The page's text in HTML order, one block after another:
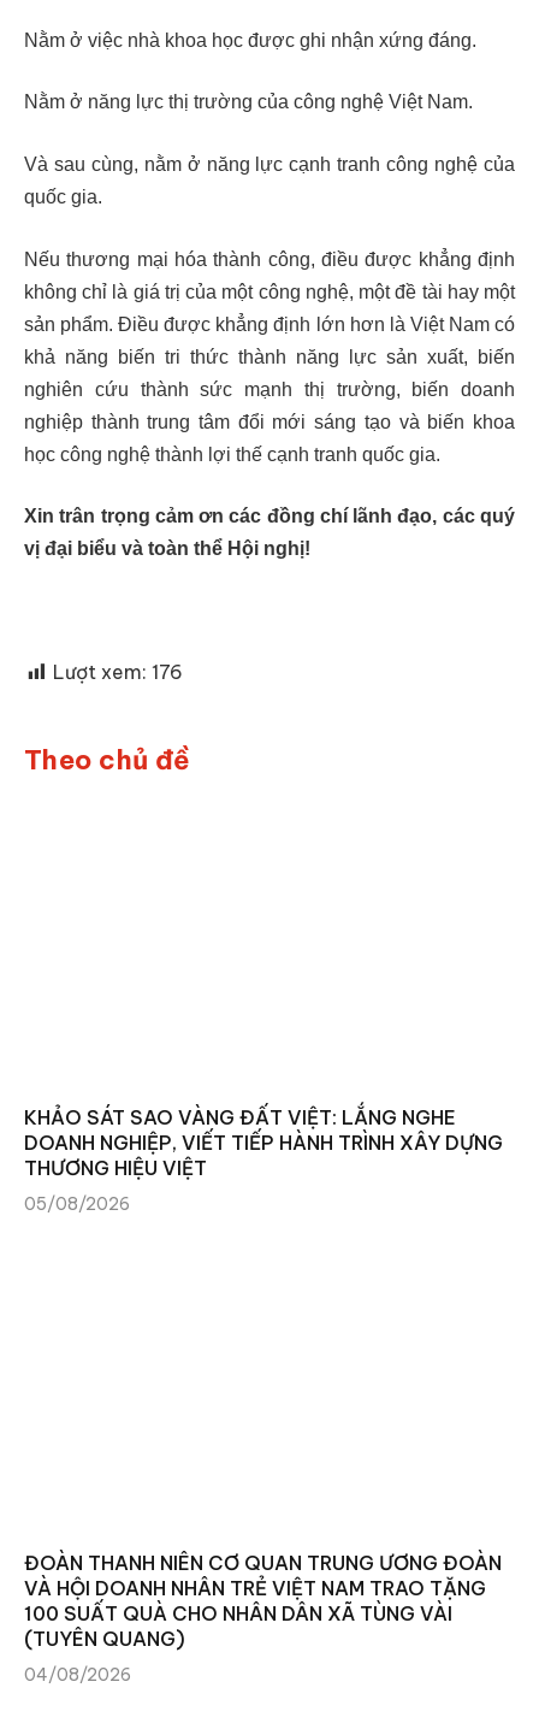
Nằm ở việc nhà khoa học được ghi nhận xứng đáng.
Nằm ở năng lực thị trường của công nghệ Việt Nam.
Và sau cùng, nằm ở năng lực cạnh tranh công nghệ của
quốc gia.
Nếu thương mại hóa thành công, điều được khẳng định
không chỉ là giá trị của một công nghệ, một đề tài hay một
sản phẩm. Điều được khẳng định lớn hơn là Việt Nam có
khả năng biến tri thức thành năng lực sản xuất, biến
nghiên cứu thành sức mạnh thị trường, biến doanh
nghiệp thành trung tâm đổi mới sáng tạo và biến khoa
học công nghệ thành lợi thế cạnh tranh quốc gia.
Xin trân trọng cảm ơn các đồng chí lãnh đạo, các quý
vị đại biểu và toàn thể Hội nghị!
Lượt xem: 176
Theo chủ đề
KHẢO SÁT SAO VÀNG ĐẤT VIỆT: LẮNG NGHE
DOANH NGHIỆP, VIẾT TIẾP HÀNH TRÌNH XÂY DỰNG
THƯƠNG HIỆU VIỆT
05/08/2026
ĐOÀN THANH NIÊN CƠ QUAN TRUNG ƯƠNG ĐOÀN
VÀ HỘI DOANH NHÂN TRẺ VIỆT NAM TRAO TẶNG
100 SUẤT QUÀ CHO NHÂN DÂN XÃ TÙNG VÀI
(TUYÊN QUANG)
04/08/2026